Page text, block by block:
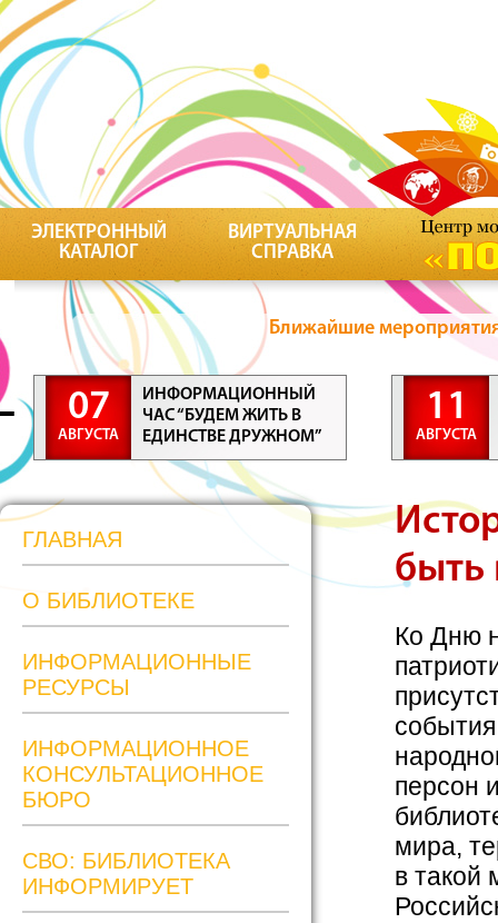
ЭЛЕКТРОННЫЙ
КАТАЛОГ
ВИРТУАЛЬНАЯ
СПРАВКА
Ближайшие
07
АВГУСТА
ИНФОРМАЦИОННЫЙ
ЧАС “БУДЕМ ЖИТЬ В
ЕДИНСТВЕ ДРУЖНОМ”
11
АВГУСТА
ГЛАВНАЯ
О БИБЛИОТЕКЕ
ИНФОРМАЦИОННЫЕ
РЕСУРСЫ
ИНФОРМАЦИОННОЕ
КОНСУЛЬТАЦИОННОЕ
БЮРО
СВО: БИБЛИОТЕКА
ИНФОРМИРУЕТ
быть
Ко Дню
персон
мира,
в такой